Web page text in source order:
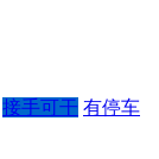
接手可干 有停车